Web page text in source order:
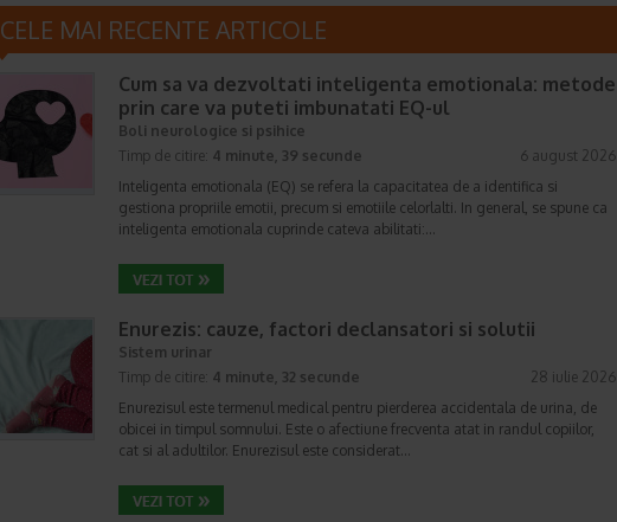
CELE MAI RECENTE ARTICOLE
Cum sa va dezvoltati inteligenta emotionala: metode
prin care va puteti imbunatati EQ-ul
Boli neurologice si psihice
Timp de citire: 4 minute, 39 secunde
6 august 2026
Inteligenta emotionala (EQ) se refera la capacitatea de a identifica si
gestiona propriile emotii, precum si emotiile celorlalti. In general, se spune ca
inteligenta emotionala cuprinde cateva abilitati:…
Enurezis: cauze, factori declansatori si solutii
Sistem urinar
Timp de citire: 4 minute, 32 secunde
28 iulie 2026
Enurezisul este termenul medical pentru pierderea accidentala de urina, de
obicei in timpul somnului. Este o afectiune frecventa atat in randul copiilor,
cat si al adultilor. Enurezisul este considerat…